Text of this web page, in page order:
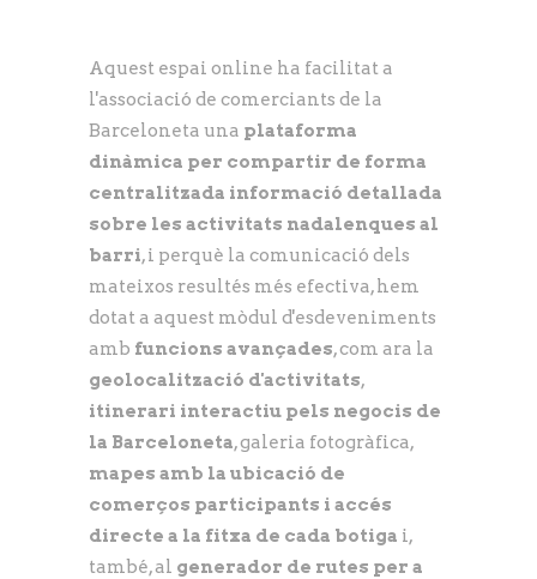
Aquest espai online ha facilitat a
l'associació de comerciants de la
Barceloneta una plataforma
dinàmica per compartir de forma
centralitzada informació detallada
sobre les activitats nadalenques al
barri, i perquè la comunicació dels
mateixos resultés més efectiva, hem
dotat a aquest mòdul d'esdeveniments
amb funcions avançades, com ara la
geolocalització d'activitats,
itinerari interactiu pels negocis de
la Barceloneta, galeria fotogràfica,
mapes amb la ubicació de
comerços participants i accés
directe a la fitxa de cada botiga i,
també, al generador de rutes per a